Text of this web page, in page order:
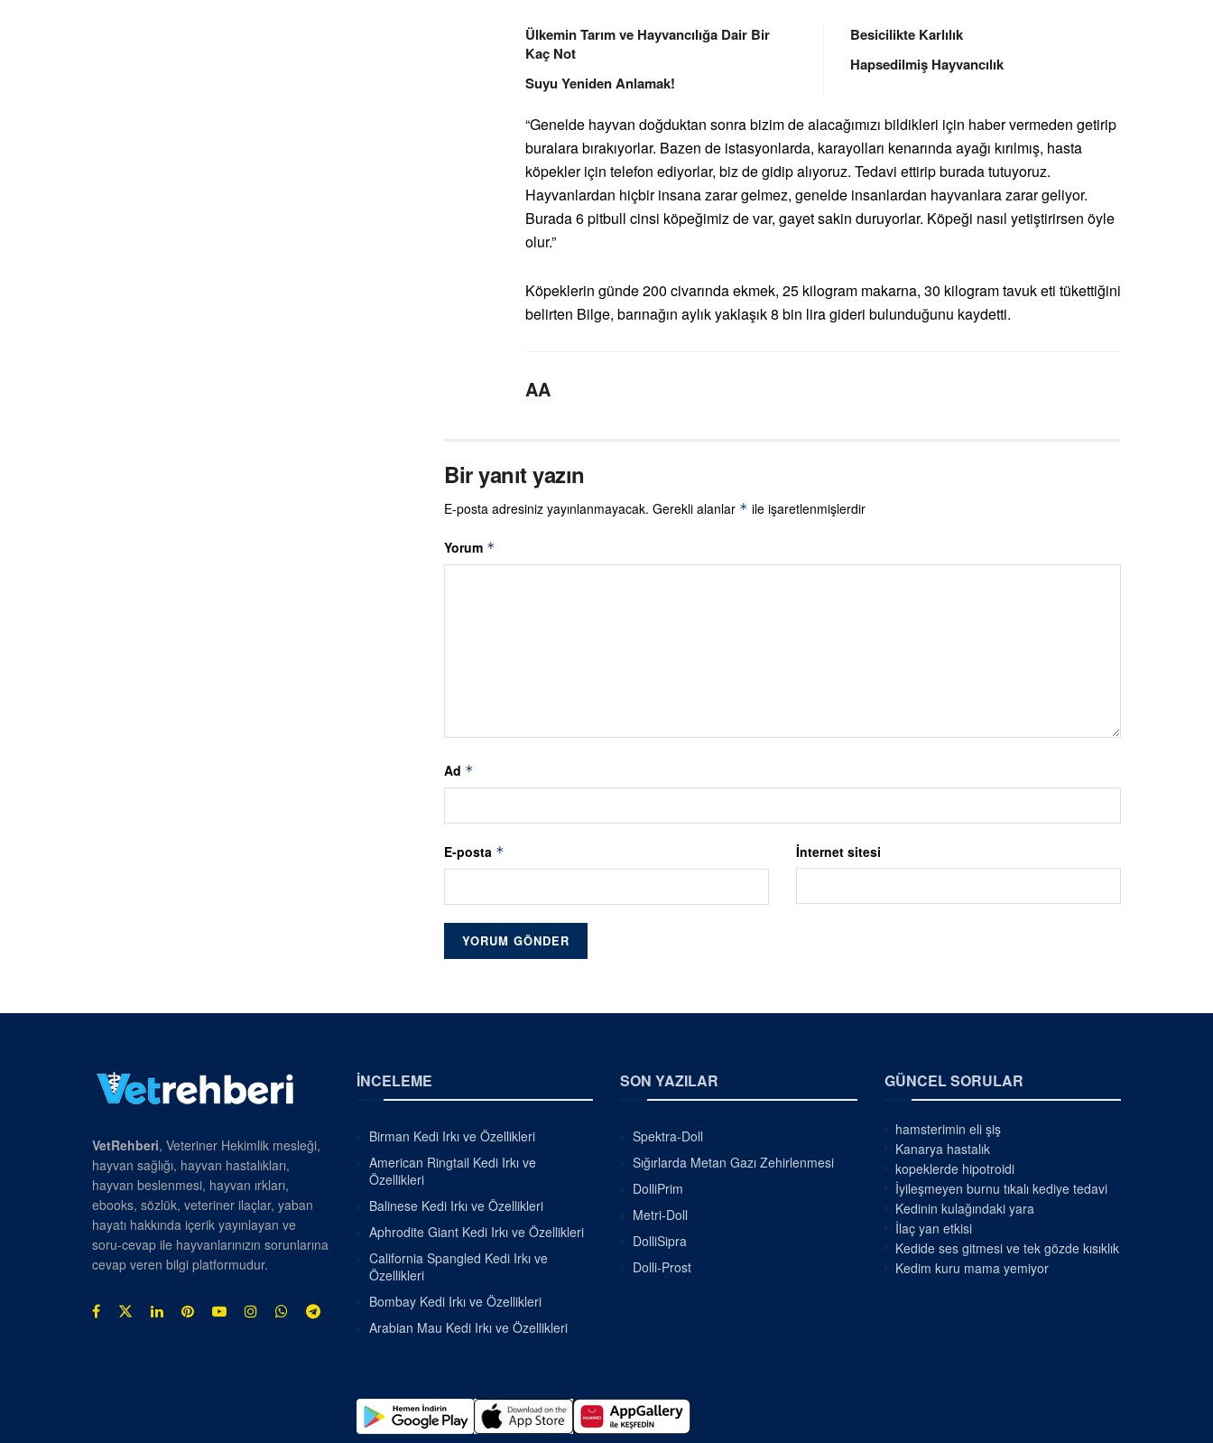
Ülkemin Tarım ve Hayvancılığa Dair Bir
Kaç Not
Suyu Yeniden Anlamak!
Besicilikte Karlılık
Hapsedilmiş Hayvancılık
“Genelde hayvan doğduktan sonra bizim de alacağımızı bildikleri için haber vermeden getirip
buralara bırakıyorlar. Bazen de istasyonlarda, karayolları kenarında ayağı kırılmış, hasta
köpekler için telefon ediyorlar, biz de gidip alıyoruz. Tedavi ettirip burada tutuyoruz.
Hayvanlardan hiçbir insana zarar gelmez, genelde insanlardan hayvanlara zarar geliyor.
Burada 6 pitbull cinsi köpeğimiz de var, gayet sakin duruyorlar. Köpeği nasıl yetiştirirsen öyle
olur.”
Köpeklerin günde 200 civarında ekmek, 25 kilogram makarna, 30 kilogram tavuk eti tükettiğini
belirten Bilge, barınağın aylık yaklaşık 8 bin lira gideri bulunduğunu kaydetti.
AA
Bir yanıt yazın
E-posta adresiniz yayınlanmayacak. Gerekli alanlar * ile işaretlenmişlerdir
Yorum *
Ad *
E-posta * İnternet sitesi
VetRehberi, Veteriner Hekimlik mesleği,
hayvan sağlığı, hayvan hastalıkları,
hayvan beslenmesi, hayvan ırkları,
ebooks, sözlük, veteriner ilaçlar, yaban
hayatı hakkında içerik yayınlayan ve
soru-cevap ile hayvanlarınızın sorunlarına
cevap veren bilgi platformudur.
İNCELEME
Birman Kedi Irkı ve Özellikleri
American Ringtail Kedi Irkı ve
Özellikleri
Balinese Kedi Irkı ve Özellikleri
Aphrodite Giant Kedi Irkı ve Özellikleri
California Spangled Kedi Irkı ve
Özellikleri
Bombay Kedi Irkı ve Özellikleri
Arabian Mau Kedi Irkı ve Özellikleri
SON YAZILAR
Spektra-Doll
Sığırlarda Metan Gazı Zehirlenmesi
DolliPrim
Metri-Doll
DolliSipra
Dolli-Prost
GÜNCEL SORULAR
hamsterimin eli şiş
Kanarya hastalık
kopeklerde hipotroidi
İyileşmeyen burnu tıkalı kediye tedavi
Kedinin kulağındaki yara
İlaç yan etkisi
Kedide ses gitmesi ve tek gözde kısıklık
Kedim kuru mama yemiyor